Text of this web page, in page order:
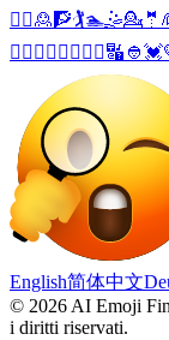
🧔‍♀️🙎 🧗🏌️🏊🤹💁 🤵
🦸‍♂️ 🦸‍♀️ 🦹‍♂️ 🦹‍♀️🔣 👲💓
English简体中文
© 2026 AI Emoji
i diritti riservati.